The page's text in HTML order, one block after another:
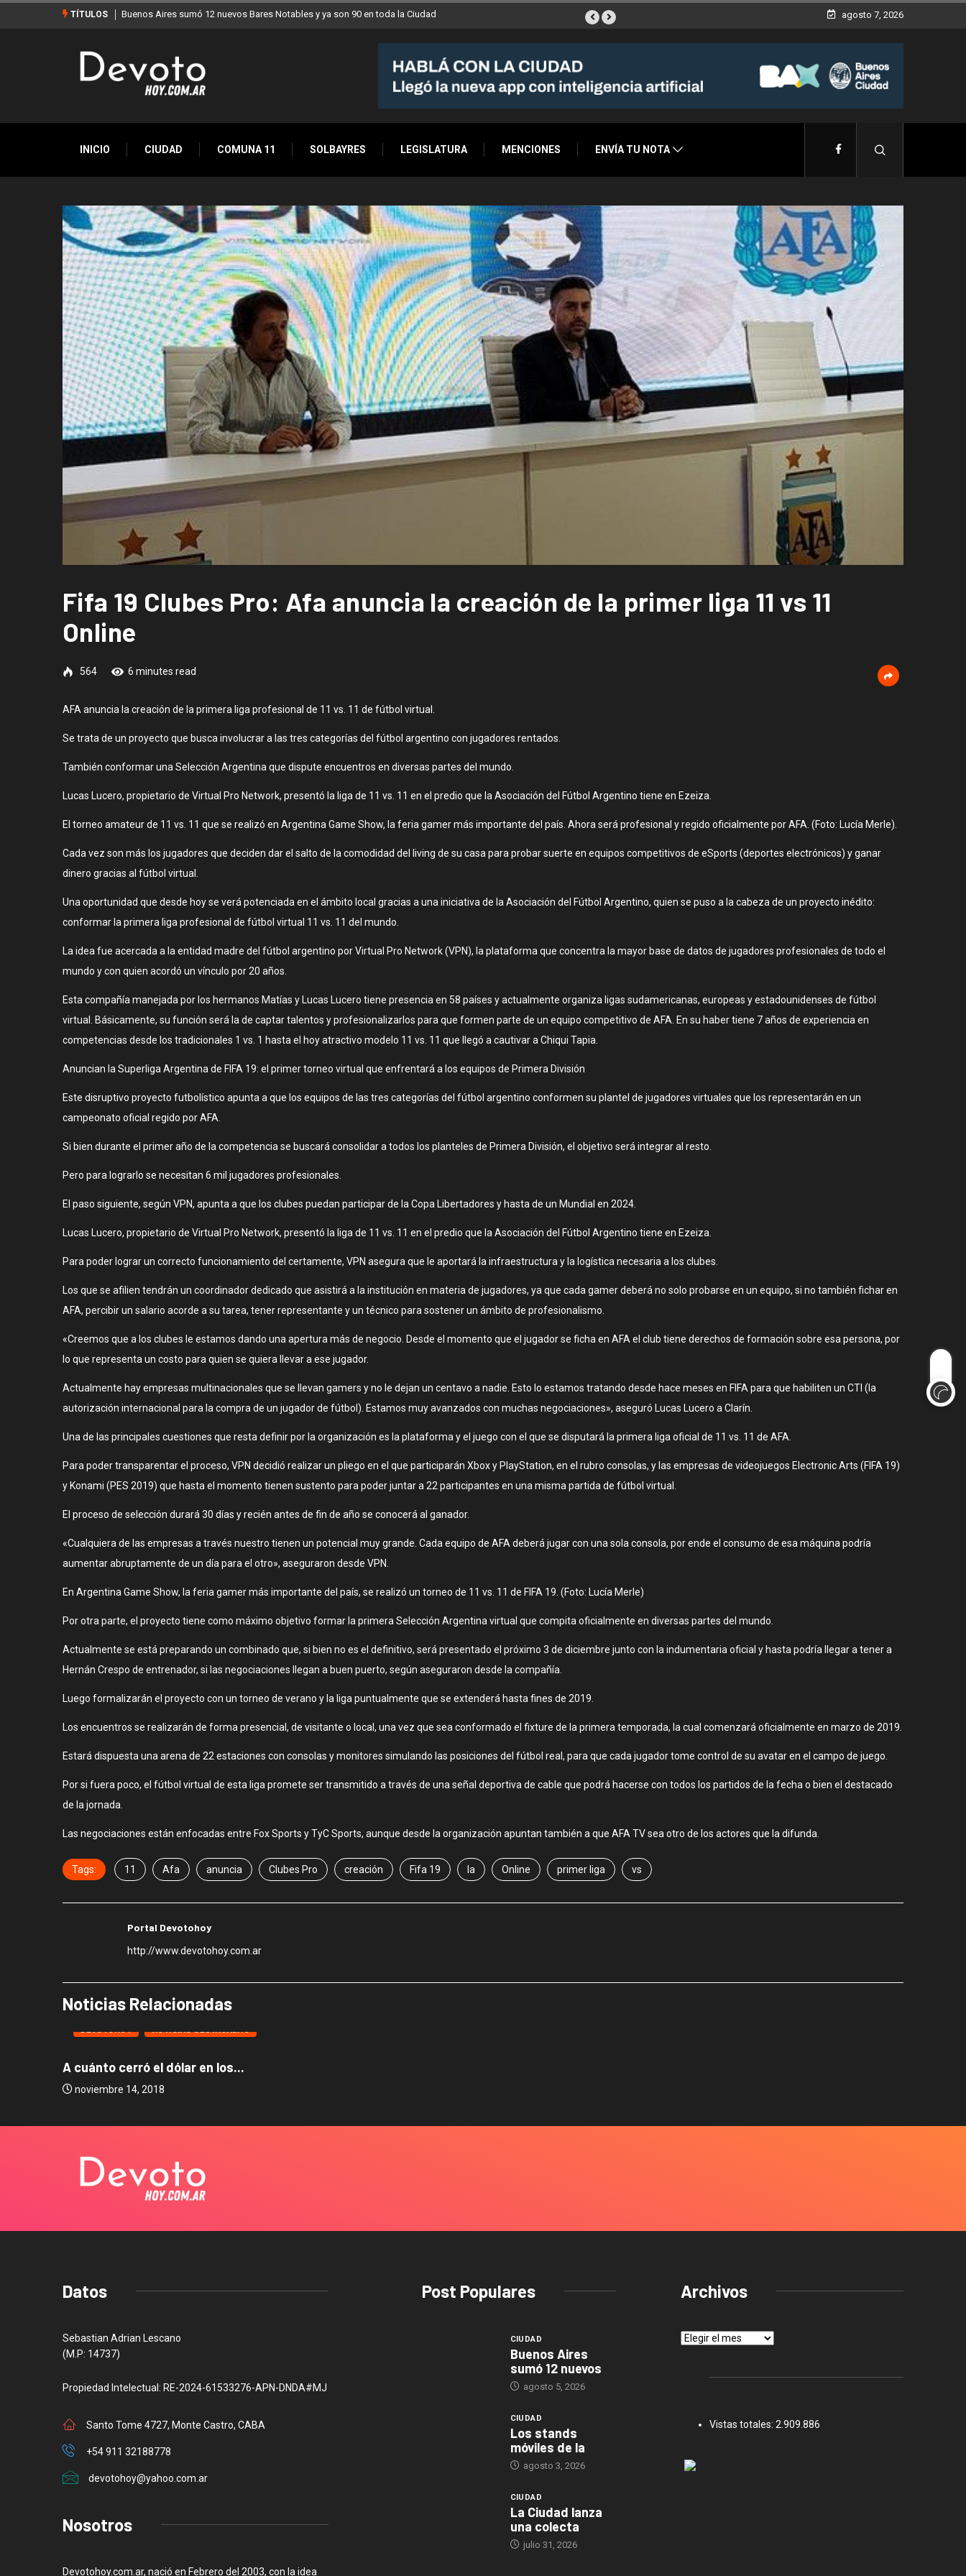
TÍTULOS Buenos Aires sumó 12 nuevos Bares Notables y ya son 90 en toda la Ciudad agosto 7, 2026
INICIO CIUDAD COMUNA 11 SOLBAYRES LEGISLATURA MENCIONES ENVÍA TU NOTA
Fifa 19 Clubes Pro: Afa anuncia la creación de la primer liga 11 vs 11
Online
564 6 minutes read
AFA anuncia la creación de la primera liga profesional de 11 vs. 11 de fútbol virtual.
Se trata de un proyecto que busca involucrar a las tres categorías del fútbol argentino con jugadores rentados.
También conformar una Selección Argentina que dispute encuentros en diversas partes del mundo.
Lucas Lucero, propietario de Virtual Pro Network, presentó la liga de 11 vs. 11 en el predio que la Asociación del Fútbol Argentino tiene en Ezeiza.
El torneo amateur de 11 vs. 11 que se realizó en Argentina Game Show, la feria gamer más importante del país. Ahora será profesional y regido oficialmente por AFA. (Foto: Lucía Merle).
Cada vez son más los jugadores que deciden dar el salto de la comodidad del living de su casa para probar suerte en equipos competitivos de eSports (deportes electrónicos) y ganar
dinero gracias al fútbol virtual.
Una oportunidad que desde hoy se verá potenciada en el ámbito local gracias a una iniciativa de la Asociación del Fútbol Argentino, quien se puso a la cabeza de un proyecto inédito:
conformar la primera liga profesional de fútbol virtual 11 vs. 11 del mundo.
La idea fue acercada a la entidad madre del fútbol argentino por Virtual Pro Network (VPN), la plataforma que concentra la mayor base de datos de jugadores profesionales de todo el
mundo y con quien acordó un vínculo por 20 años.
Esta compañía manejada por los hermanos Matías y Lucas Lucero tiene presencia en 58 países y actualmente organiza ligas sudamericanas, europeas y estadounidenses de fútbol
virtual. Básicamente, su función será la de captar talentos y profesionalizarlos para que formen parte de un equipo competitivo de AFA. En su haber tiene 7 años de experiencia en
competencias desde los tradicionales 1 vs. 1 hasta el hoy atractivo modelo 11 vs. 11 que llegó a cautivar a Chiqui Tapia.
Anuncian la Superliga Argentina de FIFA 19: el primer torneo virtual que enfrentará a los equipos de Primera División
Este disruptivo proyecto futbolístico apunta a que los equipos de las tres categorías del fútbol argentino conformen su plantel de jugadores virtuales que los representarán en un
campeonato oficial regido por AFA.
Si bien durante el primer año de la competencia se buscará consolidar a todos los planteles de Primera División, el objetivo será integrar al resto.
Pero para lograrlo se necesitan 6 mil jugadores profesionales.
El paso siguiente, según VPN, apunta a que los clubes puedan participar de la Copa Libertadores y hasta de un Mundial en 2024.
Lucas Lucero, propietario de Virtual Pro Network, presentó la liga de 11 vs. 11 en el predio que la Asociación del Fútbol Argentino tiene en Ezeiza.
Para poder lograr un correcto funcionamiento del certamente, VPN asegura que le aportará la infraestructura y la logística necesaria a los clubes.
Los que se afilien tendrán un coordinador dedicado que asistirá a la institución en materia de jugadores, ya que cada gamer deberá no solo probarse en un equipo, si no también fichar en
AFA, percibir un salario acorde a su tarea, tener representante y un técnico para sostener un ámbito de profesionalismo.
«Creemos que a los clubes le estamos dando una apertura más de negocio. Desde el momento que el jugador se ficha en AFA el club tiene derechos de formación sobre esa persona, por
lo que representa un costo para quien se quiera llevar a ese jugador.
Actualmente hay empresas multinacionales que se llevan gamers y no le dejan un centavo a nadie. Esto lo estamos tratando desde hace meses en FIFA para que habiliten un CTI (la
autorización internacional para la compra de un jugador de fútbol). Estamos muy avanzados con muchas negociaciones», aseguró Lucas Lucero a Clarín.
Una de las principales cuestiones que resta definir por la organización es la plataforma y el juego con el que se disputará la primera liga oficial de 11 vs. 11 de AFA.
Para poder transparentar el proceso, VPN decidió realizar un pliego en el que participarán Xbox y PlayStation, en el rubro consolas, y las empresas de videojuegos Electronic Arts (FIFA 19)
y Konami (PES 2019) que hasta el momento tienen sustento para poder juntar a 22 participantes en una misma partida de fútbol virtual.
El proceso de selección durará 30 días y recién antes de fin de año se conocerá al ganador.
«Cualquiera de las empresas a través nuestro tienen un potencial muy grande. Cada equipo de AFA deberá jugar con una sola consola, por ende el consumo de esa máquina podría
aumentar abruptamente de un día para el otro», aseguraron desde VPN.
En Argentina Game Show, la feria gamer más importante del país, se realizó un torneo de 11 vs. 11 de FIFA 19. (Foto: Lucía Merle)
Por otra parte, el proyecto tiene como máximo objetivo formar la primera Selección Argentina virtual que compita oficialmente en diversas partes del mundo.
Actualmente se está preparando un combinado que, si bien no es el definitivo, será presentado el próximo 3 de diciembre junto con la indumentaria oficial y hasta podría llegar a tener a
Hernán Crespo de entrenador, si las negociaciones llegan a buen puerto, según aseguraron desde la compañía.
Luego formalizarán el proyecto con un torneo de verano y la liga puntualmente que se extenderá hasta fines de 2019.
Los encuentros se realizarán de forma presencial, de visitante o local, una vez que sea conformado el fixture de la primera temporada, la cual comenzará oficialmente en marzo de 2019.
Estará dispuesta una arena de 22 estaciones con consolas y monitores simulando las posiciones del fútbol real, para que cada jugador tome control de su avatar en el campo de juego.
Por si fuera poco, el fútbol virtual de esta liga promete ser transmitido a través de una señal deportiva de cable que podrá hacerse con todos los partidos de la fecha o bien el destacado
de la jornada.
Las negociaciones están enfocadas entre Fox Sports y TyC Sports, aunque desde la organización apuntan también a que AFA TV sea otro de los actores que la difunda.
Tags: 11 Afa anuncia Clubes Pro creación Fifa 19 la Online primer liga vs
Portal Devotohoy
http://www.devotohoy.com.ar
Noticias Relacionadas
DEVOTOHOY NOTICIAS DESTACADAS
A cuánto cerró el dólar en los...
noviembre 14, 2018
Datos
Sebastian Adrian Lescano
(M.P: 14737)
Propiedad Intelectual: RE-2024-61533276-APN-DNDA#MJ
Santo Tome 4727, Monte Castro, CABA
+54 911 32188778
devotohoy@yahoo.com.ar
Nosotros
Devotohoy.com.ar, nació en Febrero del 2003, con la idea
Post Populares
CIUDAD
Buenos Aires
sumó 12 nuevos
agosto 5, 2026
CIUDAD
Los stands
móviles de la
agosto 3, 2026
CIUDAD
La Ciudad lanza
una colecta
julio 31, 2026
Archivos
Archivos
Vistas totales: 2.909.886